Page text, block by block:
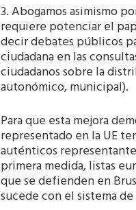
3. Abogamos asimismo
requiere potenciar el
decir debates públicos
ciudadana en las
ciudadanos sobre la
autonómico, municipal).
Para que esta mejora
representado en la UE
auténticos
primera medida, listas
que se defienden en
sucede con el sistema